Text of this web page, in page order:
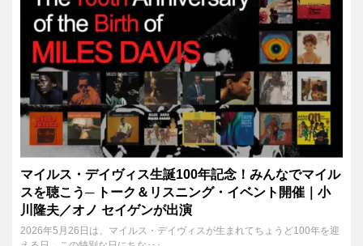
マイルス・デイヴィス生誕100年記念！みんなでマイル
スを聴こう─ トーク＆リスニング・イベント開催｜小
川隆夫／オノ セイゲンが出演
2026年5月26日は、マイルス・デイヴィスが生まれてちょうど100年を迎